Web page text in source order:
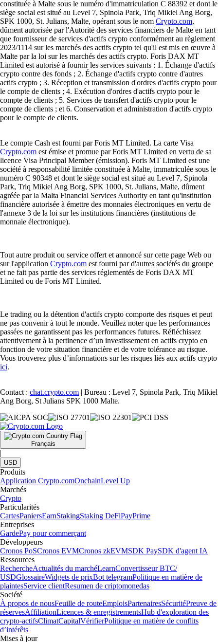
constituée à Malte sous le numéro d'immatriculation C 88392 et dont le
siège social est situé au Level 7, Spinola Park, Triq Mikiel Ang Borg,
SPK 1000, St. Julians, Malte, opérant sous le nom Crypto.com,
dûment autorisée par l'Autorité des services financiers de Malte en tant
que fournisseur de services d'actifs crypto conformément au règlement
2023/1114 sur les marchés des actifs crypto tel qu'il est mis en œuvre à
Malte par la loi sur les marchés des actifs crypto. Foris DAX MT
Limited est autorisé à fournir les services suivants : 1. Échange d'actifs
crypto contre des fonds ; 2. Échange d'actifs crypto contre d'autres
actifs crypto ; 3. Réception et transmission d'ordres d'actifs crypto pour
le compte de clients ; 4. Exécution d'ordres d'actifs crypto pour le
compte de clients ; 5. Services de transfert d'actifs crypto pour le
compte de clients ; et 6. Conservation et administration d'actifs crypto
pour le compte de clients.
Le compte Cash est fourni par Foris MT Limited. La carte Visa
Crypto.com est émise et promue par Foris MT Limited en vertu de sa
licence Visa Principal Member (émission). Foris MT Limited est une
société à responsabilité limitée constituée à Malte, immatriculée sous le
numéro C 90348 et dont le siège social est situé au Level 7, Spinola
Park, Triq Mikiel Ang Borg, SPK 1000, St. Julians, Malte, dûment
agréée par la Malta Financial Services Authority en tant qu'institution
financière autorisée à émettre des monnaies électroniques en vertu de
l'annexe 3 de la loi sur les institutions financières (institutions de
monnaie électronique).
Tout autre produit ou service offert et annoncé sur cette page Web ou
sur l'application Crypto.com est fourni par d'autres sociétés du groupe
et ne fait pas partie des services réglementés de Foris DAX MT
Limited ou de Foris MT Limited.
Le trading ou la détention d'actifs crypto comporte des risques et peut
ne pas convenir à tout le monde. Veuillez noter que les performances
passées ne garantissent pas les performances futures. Réfléchissez
attentivement à la pertinence d’un investissement en actifs crypto en
fonction de votre situation financière et de votre tolérance au risque.
Vous trouverez plus d’informations sur les risques liés aux actifs crypto
ici.
Contact : chat.crypto.com | Bureau : Level 7, Spinola Park, Triq Mikiel
Ang Borg, St Julians SPK 1000 Malte.
Français
|
USD
Produits
Application Crypto.comOnchainLevel Up
Marchés
Crypto
Particularités
CartesPaniersEarnStakingStaking DeFiPayPrime
Entreprises
GardePay pour commerçant
Développeurs
Cronos PoSCronos EVMCronos zkEVMSDK PaySDK d'agent IA
Ressources
RechercheActualités du marchéLearnConvertisseur BTC/
USDGlossaireWidgets de prixBot telegramPolitique en matière de
plaintesService clientResumen de criptomonedas
Société
À propos de nousFeuille de routeEmploisPartenairesSécuritéPreuve de
réservesAffiliationLicences & enregistrementsHub d'exploration des
crypto-actifsClimatCapitalVérifierPolitique en matière de conflits
d’intérêts
Mises à jour